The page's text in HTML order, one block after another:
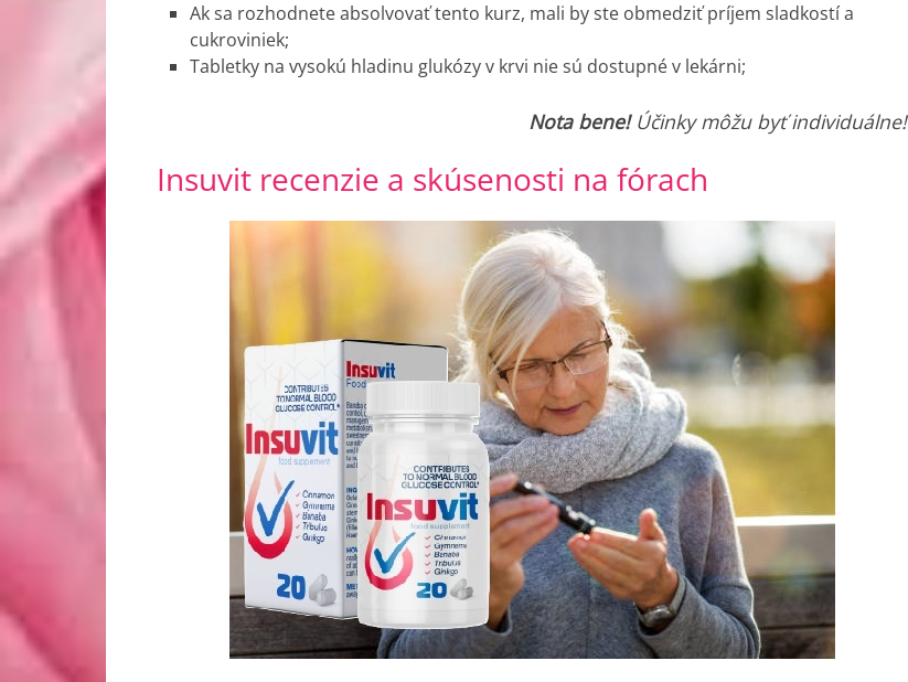
Ak sa rozhodnete absolvovať tento kurz, mali by ste obmedziť príjem sladkostí a
cukroviniek;
Tabletky na vysokú hladinu glukózy v krvi nie sú dostupné v lekárni;
Nota bene!Účinky môžu byť individuálne!
Insuvit recenzie a skúsenosti na fórach